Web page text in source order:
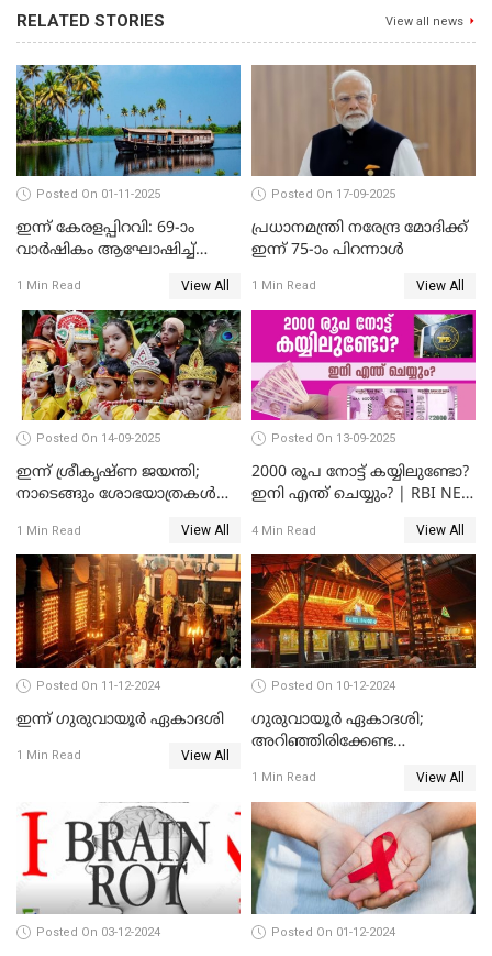
RELATED STORIES View all news
Posted On 01-11-2025
ഇന്ന് കേരളപ്പിറവി: 69-ാം
വാർഷികം ആഘോഷിച്ച്
1 Min Read View All
Posted On 17-09-2025
പ്രധാനമന്ത്രി നരേന്ദ്ര മോദിക്ക്
ഇന്ന് 75-ാം പിറന്നാള്‍
1 Min Read View All
Posted On 14-09-2025
ഇന്ന് ശ്രീകൃഷ്ണ ജയന്തി;
നാടെങ്ങും ശോഭയാത്രകൾ
1 Min Read View All
Posted On 13-09-2025
2000 രൂപ നോട്ട് കയ്യിലുണ്ടോ?
ഇനി എന്ത് ചെയ്യും? | RBI NEW
4 Min Read View All
Posted On 11-12-2024
ഇന്ന് ഗുരുവായൂർ ഏകാദശി
1 Min Read View All
Posted On 10-12-2024
ഗുരുവായൂർ ഏകാദശി;
അറിഞ്ഞിരിക്കേണ്ട
1 Min Read View All
Posted On 03-12-2024 Posted On 01-12-2024